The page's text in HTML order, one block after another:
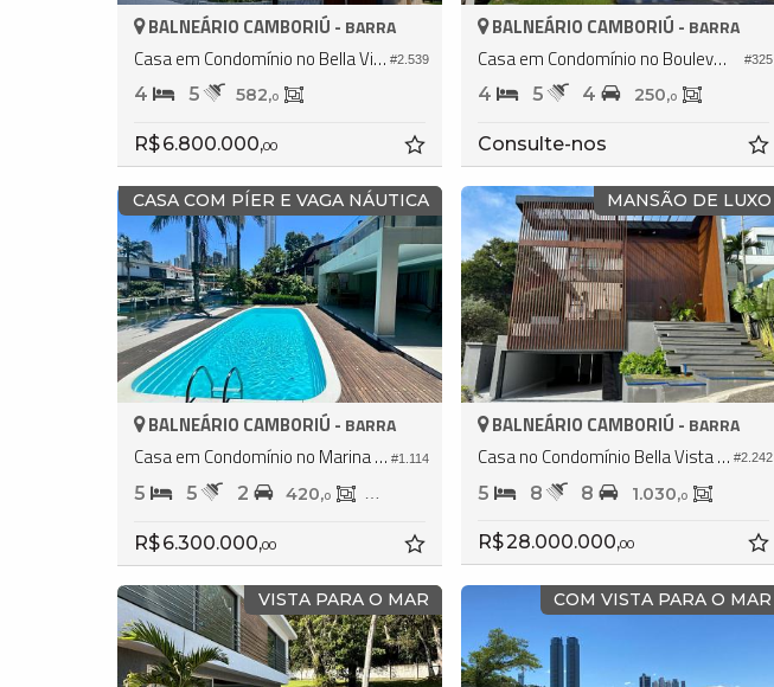
#2.539
BALNEÁRIO CAMBORIÚ - BARRA
Casa em Condomínio no Bella Vista Residence Club
4 5 582,0
R$ 6.800.000,00
#325
BALNEÁRIO CAMBORIÚ - BARRA
Casa em Condomínio no Boulevard Barra Park Residence
4 5 4 250,0
Consulte-nos
CASA COM PÍER E VAGA NÁUTICA
#1.114
BALNEÁRIO CAMBORIÚ - BARRA
Casa em Condomínio no Marina Camboriú
5 5 2 420,0 400,
R$ 6.300.000,00
MANSÃO DE LUXO
#2.242
BALNEÁRIO CAMBORIÚ - BARRA
Casa no Condomínio Bella Vista Residence Club
5 8 8 1.030,0
R$ 28.000.000,00
VISTA PARA O MAR COM VISTA PARA O MAR